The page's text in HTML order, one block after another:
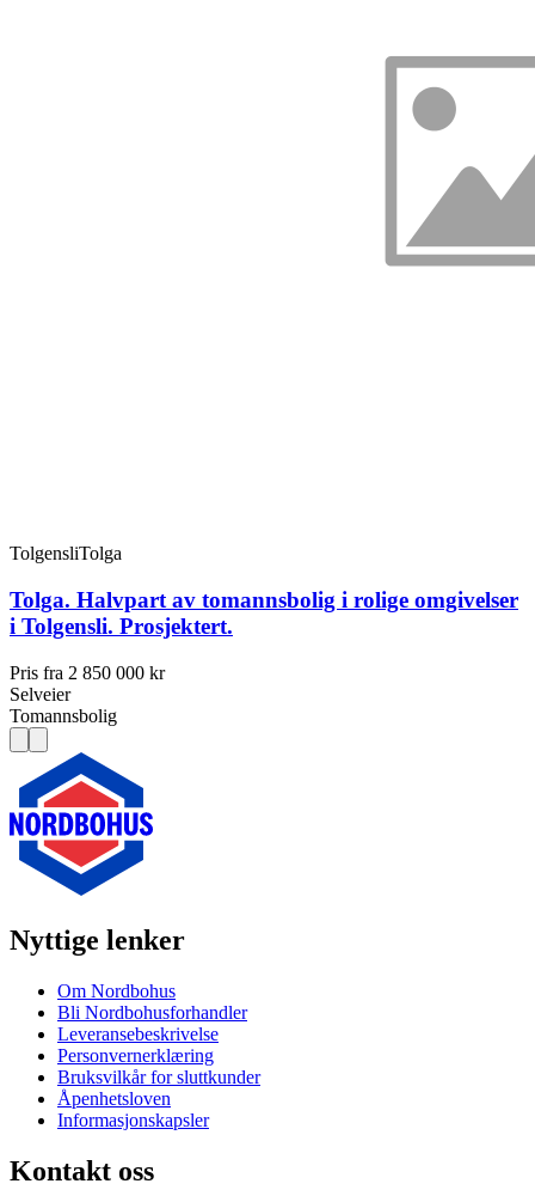
TolgensliTolga
Tolga. Halvpart av tomannsbolig i rolige omgivelser
i Tolgensli. Prosjektert.
Pris fra 2 850 000 kr
Selveier
Tomannsbolig
Nyttige lenker
Om Nordbohus
Bli Nordbohusforhandler
Leveransebeskrivelse
Personvernerklæring
Bruksvilkår for sluttkunder
Åpenhetsloven
Informasjonskapsler
Kontakt oss